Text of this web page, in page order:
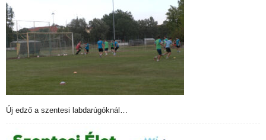
Új edző a szentesi labdarúgóknál…